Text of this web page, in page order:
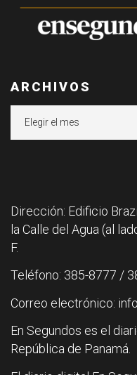
ARCHIVOS
Dirección: Edificio
la Calle del Agua (al
F.
Teléfono: 385-8777 /
Correo electrónico:
En Segundos es el
República de Panamá.